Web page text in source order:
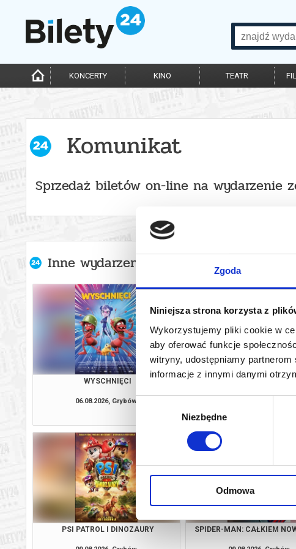
Zgoda
Niniejsza strona korzysta z
Wykorzystujemy pliki cookie w
aby oferować funkcje
witryny, udostępniamy
informacje z innymi danymi
Wybór
Niezbędne
Odmowa
KONCERTY KINO TEATR
Komunikat
Sprzedaż biletów on-line na wydarzenie
Inne wydarzenia organizatora
WYSCHNIĘCI
06.08.2026, Grybów
PSI PATROL I
PSI PATROL I DINOZAURY SPIDER-MAN: CAŁKIEM